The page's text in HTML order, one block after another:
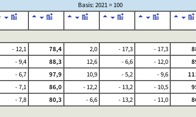
Basis: 2021 = 100
- 12,1 78,4 2,0 - 17,3 - 17,3
- 9,4 88,3 12,6 - 6,6 - 12,0
- 6,7 97,9 10,9 - 5,2 - 9,6
- 7,1 86,0 - 12,2 - 13,2 - 10,5
- 7,8 80,3 - 6,6 - 13,2 - 11,0